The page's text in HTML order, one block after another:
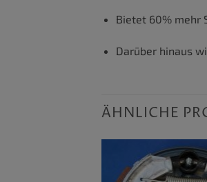
Bietet 60% mehr
Darüber hinaus
ÄHNLICHE